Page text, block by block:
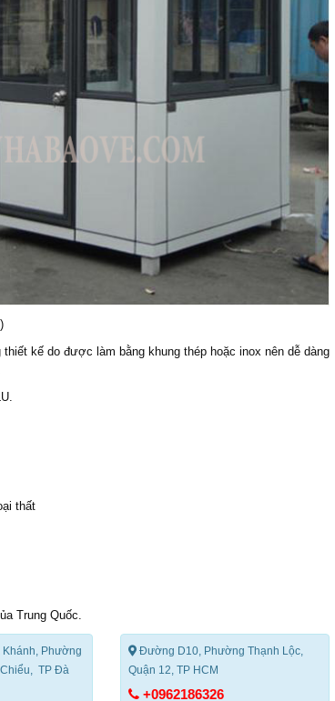
kế do được làm bằng khung thép hoặc inox nên dễ dàng
thất
Trung Quốc.
Phường
Chiểu, TP Đà
Đường D10, Phường Thạnh Lộc,
Quận 12, TP HCM
+0962186326